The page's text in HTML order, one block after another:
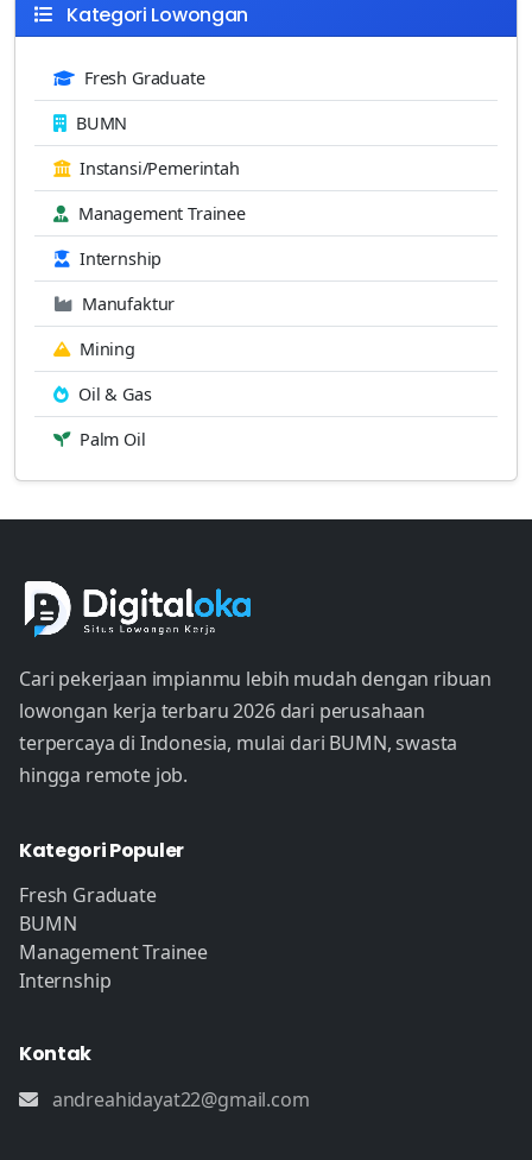
Kategori Lowongan
Fresh Graduate
BUMN
Instansi/Pemerintah
Management Trainee
Internship
Manufaktur
Mining
Oil & Gas
Palm Oil
Cari pekerjaan impianmu lebih mudah dengan ribuan
lowongan kerja terbaru 2026 dari perusahaan
terpercaya di Indonesia, mulai dari BUMN, swasta
hingga remote job.
Kategori Populer
Fresh Graduate
BUMN
Management Trainee
Internship
Kontak
andreahidayat22@gmail.com